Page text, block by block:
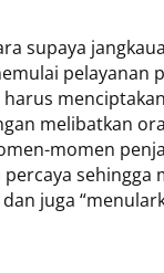
supaya
pelayanan
melibatkan
momen
sehingga
juga